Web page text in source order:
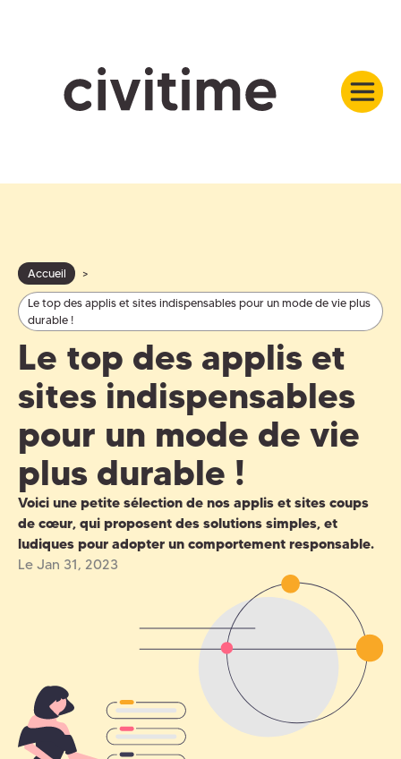
Accueil >
Le top des applis et sites indispensables pour un mode de vie plus
durable !
Le top des applis et
sites indispensables
pour un mode de vie
plus durable !
Voici une petite sélection de nos applis et sites coups
de cœur, qui proposent des solutions simples, et
ludiques pour adopter un comportement responsable.
Le Jan 31, 2023